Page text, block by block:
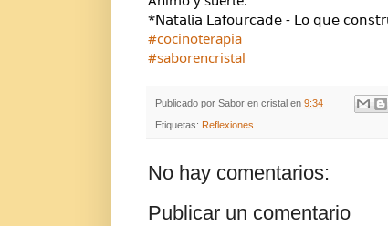
*𝖭𝖺𝗍𝖺𝗅𝗂𝖺 𝖫𝖺𝖿𝗈𝗎𝗋𝖼𝖺𝖽𝖾 - 𝖫𝗈 𝗊𝗎𝖾
#cocinoterapia
#saborencristal
Publicado por Sabor en cristal en 9:34
Etiquetas: Reflexiones
No hay comentarios:
Publicar un comentario